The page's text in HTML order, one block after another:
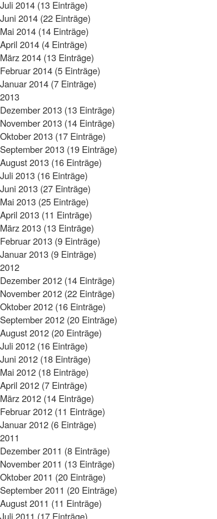
Juli 2014 (13 Einträge)
Juni 2014 (22 Einträge)
Mai 2014 (14 Einträge)
April 2014 (4 Einträge)
März 2014 (13 Einträge)
Februar 2014 (5 Einträge)
Januar 2014 (7 Einträge)
2013
Dezember 2013 (13 Einträge)
November 2013 (14 Einträge)
Oktober 2013 (17 Einträge)
September 2013 (19 Einträge)
August 2013 (16 Einträge)
Juli 2013 (16 Einträge)
Juni 2013 (27 Einträge)
Mai 2013 (25 Einträge)
April 2013 (11 Einträge)
März 2013 (13 Einträge)
Februar 2013 (9 Einträge)
Januar 2013 (9 Einträge)
2012
Dezember 2012 (14 Einträge)
November 2012 (22 Einträge)
Oktober 2012 (16 Einträge)
September 2012 (20 Einträge)
August 2012 (20 Einträge)
Juli 2012 (16 Einträge)
Juni 2012 (18 Einträge)
Mai 2012 (18 Einträge)
April 2012 (7 Einträge)
März 2012 (14 Einträge)
Februar 2012 (11 Einträge)
Januar 2012 (6 Einträge)
2011
Dezember 2011 (8 Einträge)
November 2011 (13 Einträge)
Oktober 2011 (20 Einträge)
September 2011 (20 Einträge)
August 2011 (11 Einträge)
Juli 2011 (17 Einträge)